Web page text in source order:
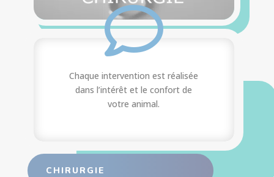
Chaque intervention est réalisée
dans l’intérêt et le confort de
votre animal.

CHIRURGIE